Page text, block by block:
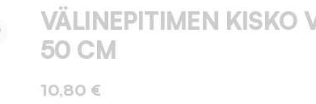
VÄLINEPITIMEN KISKO
50 CM
10,80 €